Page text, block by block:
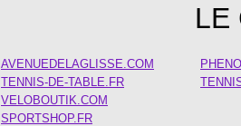
LE
AVENUEDELAGLISSE.COM
TENNIS-DE-TABLE.FR
VELOBOUTIK.COM
SPORTSHOP.FR